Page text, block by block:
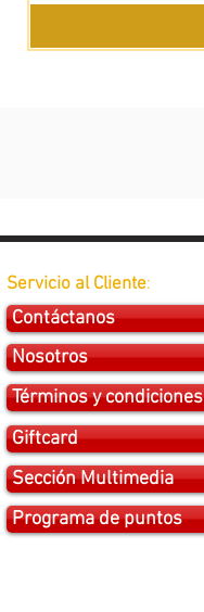
Servicio al Cliente:
Contáctanos
Nosotros
Términos y condiciones
Giftcard
Sección Multimedia
Programa de puntos